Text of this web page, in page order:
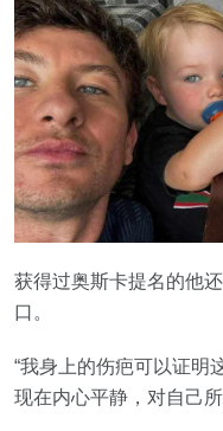
获得过奥斯卡提名的他
口。
“我身上的伤疤可以证明
现在内心平静，对自己所